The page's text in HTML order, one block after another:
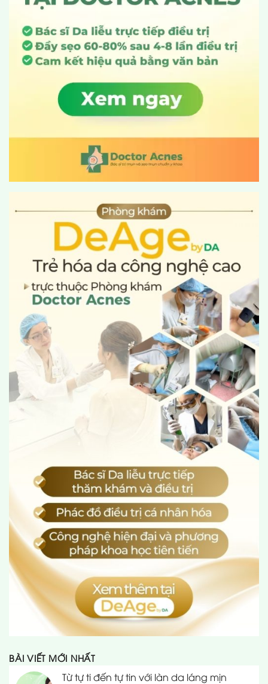
BÀI VIẾT MỚI NHẤT
Từ tự ti đến tự tin với làn da láng mịn